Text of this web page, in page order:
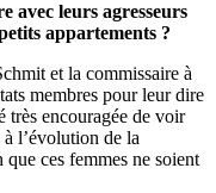
avec leurs agresseurs
appartements ?
et la commissaire à
membres pour leur dire
très encouragée de voir
l’évolution de la
ces femmes ne soient